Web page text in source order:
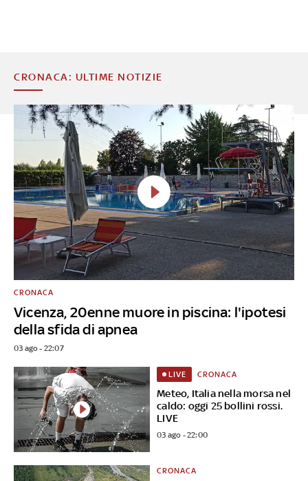
CRONACA: ULTIME NOTIZIE
Vicenza, 20enne muore in piscina: l'ipotesi
della sfida di apnea
CRONACA
03 ago - 22:07
Meteo, Italia nella morsa nel
caldo: oggi 25 bollini rossi.
LIVE
LIVE CRONACA
03 ago - 22:00
CRONACA